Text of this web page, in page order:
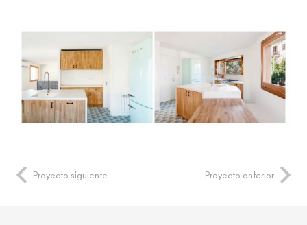
Proyecto siguiente Proyecto anterior